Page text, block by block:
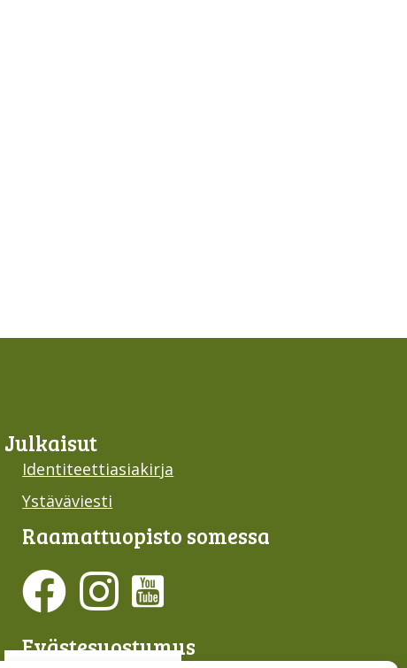
Julkaisut
Identiteettiasiakirja
Ystäväviesti
Raamattu­opisto somessa
Evästesuostumus